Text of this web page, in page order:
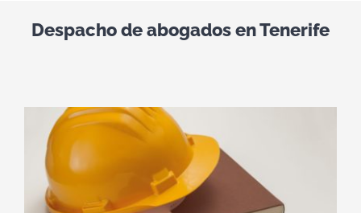
Despacho de abogados en Tenerife